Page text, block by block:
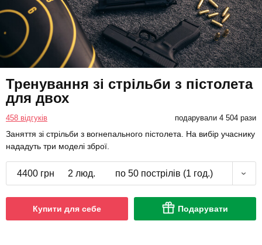
Тренування зі стрільби з пістолета
для двох
458 відгуків подарували 4 504 рази
Заняття зі стрільби з вогнепального пістолета. На вибір учаснику
нададуть три моделі зброї.
4400 грн 2 люд. по 50 пострілів (1 год.)
Купити для себе Подарувати